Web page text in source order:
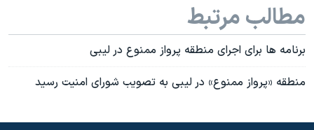
مطالب مرتبط
برنامه ها برای اجرای منطقه پرواز ممنوع در لیبی
منطقه «پرواز ممنوع» در لیبی به تصویب شورای امنیت رسید